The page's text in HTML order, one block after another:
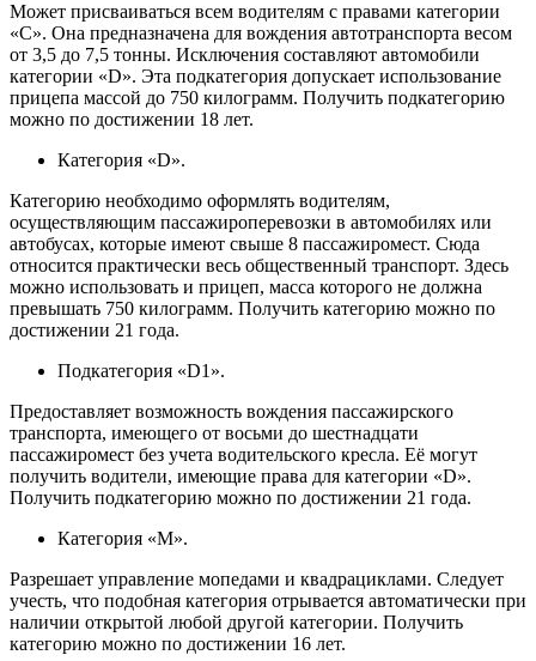
Может присваиваться всем водителям с правами категории
«C». Она предназначена для вождения автотранспорта весом
от 3,5 до 7,5 тонны. Исключения составляют автомобили
категории «D». Эта подкатегория допускает использование
прицепа массой до 750 килограмм. Получить подкатегорию
можно по достижении 18 лет.
Категория «D».
Категорию необходимо оформлять водителям,
осуществляющим пассажироперевозки в автомобилях или
автобусах, которые имеют свыше 8 пассажиромест. Сюда
относится практически весь общественный транспорт. Здесь
можно использовать и прицеп, масса которого не должна
превышать 750 килограмм. Получить категорию можно по
достижении 21 года.
Подкатегория «D1».
Предоставляет возможность вождения пассажирского
транспорта, имеющего от восьми до шестнадцати
пассажиромест без учета водительского кресла. Её могут
получить водители, имеющие права для категории «D».
Получить подкатегорию можно по достижении 21 года.
Категория «M».
Разрешает управление мопедами и квадрациклами. Следует
учесть, что подобная категория отрывается автоматически при
наличии открытой любой другой категории. Получить
категорию можно по достижении 16 лет.